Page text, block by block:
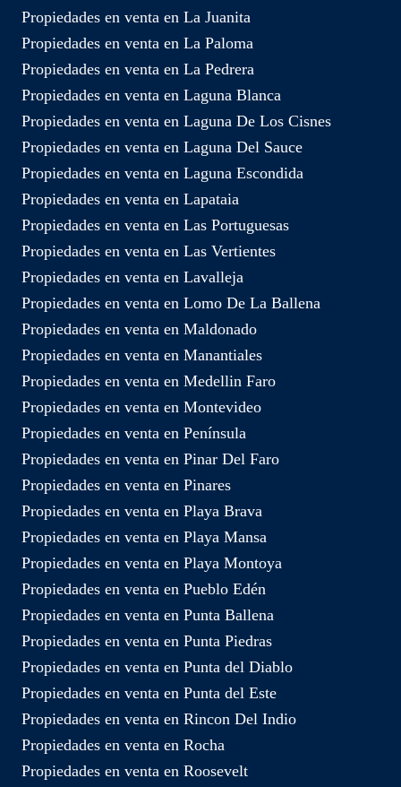
Propiedades en venta en La Juanita
Propiedades en venta en La Paloma
Propiedades en venta en La Pedrera
Propiedades en venta en Laguna Blanca
Propiedades en venta en Laguna De Los Cisnes
Propiedades en venta en Laguna Del Sauce
Propiedades en venta en Laguna Escondida
Propiedades en venta en Lapataia
Propiedades en venta en Las Portuguesas
Propiedades en venta en Las Vertientes
Propiedades en venta en Lavalleja
Propiedades en venta en Lomo De La Ballena
Propiedades en venta en Maldonado
Propiedades en venta en Manantiales
Propiedades en venta en Medellin Faro
Propiedades en venta en Montevideo
Propiedades en venta en Península
Propiedades en venta en Pinar Del Faro
Propiedades en venta en Pinares
Propiedades en venta en Playa Brava
Propiedades en venta en Playa Mansa
Propiedades en venta en Playa Montoya
Propiedades en venta en Pueblo Edén
Propiedades en venta en Punta Ballena
Propiedades en venta en Punta Piedras
Propiedades en venta en Punta del Diablo
Propiedades en venta en Punta del Este
Propiedades en venta en Rincon Del Indio
Propiedades en venta en Rocha
Propiedades en venta en Roosevelt